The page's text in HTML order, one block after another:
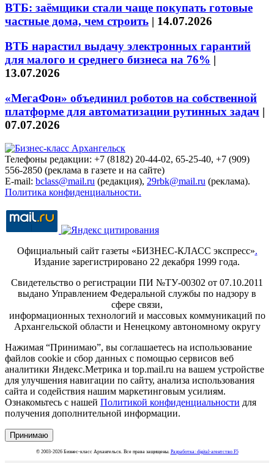
ВТБ: заёмщики стали чаще покупать готовые
частные дома, чем строить | 14.07.2026
ВТБ нарастил выдачу электронных гарантий
для малого и среднего бизнеса на 76% |
13.07.2026
«МегаФон» объединил роботов на собственной
платформе для автоматизации рутинных задач |
07.07.2026
Телефоны редакции: +7 (8182) 20-44-02, 65-25-40, +7 (909)
556-2850 (реклама в газете и на сайте)
E-mail: bclass@mail.ru (редакция), 29rbk@mail.ru (реклама).
Политика конфиденциальности.
Официальный сайт газеты «БИЗНЕС-КЛАСС экспресс».
Издание зарегистрировано 22 декабря 1999 года.
Свидетельство о регистрации ПИ №ТУ-00302 от 07.10.2011
выдано Управлением Федеральной службы по надзору в
сфере связи,
информационных технологий и массовых коммуникаций по
Архангельской области и Ненецкому автономному округу
Нажимая “Принимаю”, вы соглашаетесь на использование
файлов cookie и сбор данных с помощью сервисов веб
аналитики Яндекс.Метрика и top.mail.ru на вашем устройстве
для улучшения навигации по сайту, анализа использования
сайта и содействия нашим маркетинговым усилиям.
Ознакомьтесь с нашей Политикой конфиденциальности для
получения дополнительной информации.
Принимаю
© 2003-2026 Бизнес-класс Архангельск. Все права защищены. Разработка: digital-агентство F5